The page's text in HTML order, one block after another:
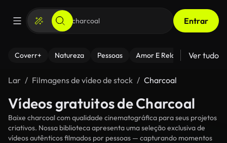
Entrar
Coverr+ Natureza Pessoas Amor E Relacionamentos
Ver tudo
Lar Filmagens de vídeo de stock Charcoal
Vídeos gratuitos de Charcoal
Baixe charcoal com qualidade cinematográfica para seus projetos
criativos. Nossa biblioteca apresenta uma seleção exclusiva de
vídeos autênticos filmados por pessoas — capturando momentos